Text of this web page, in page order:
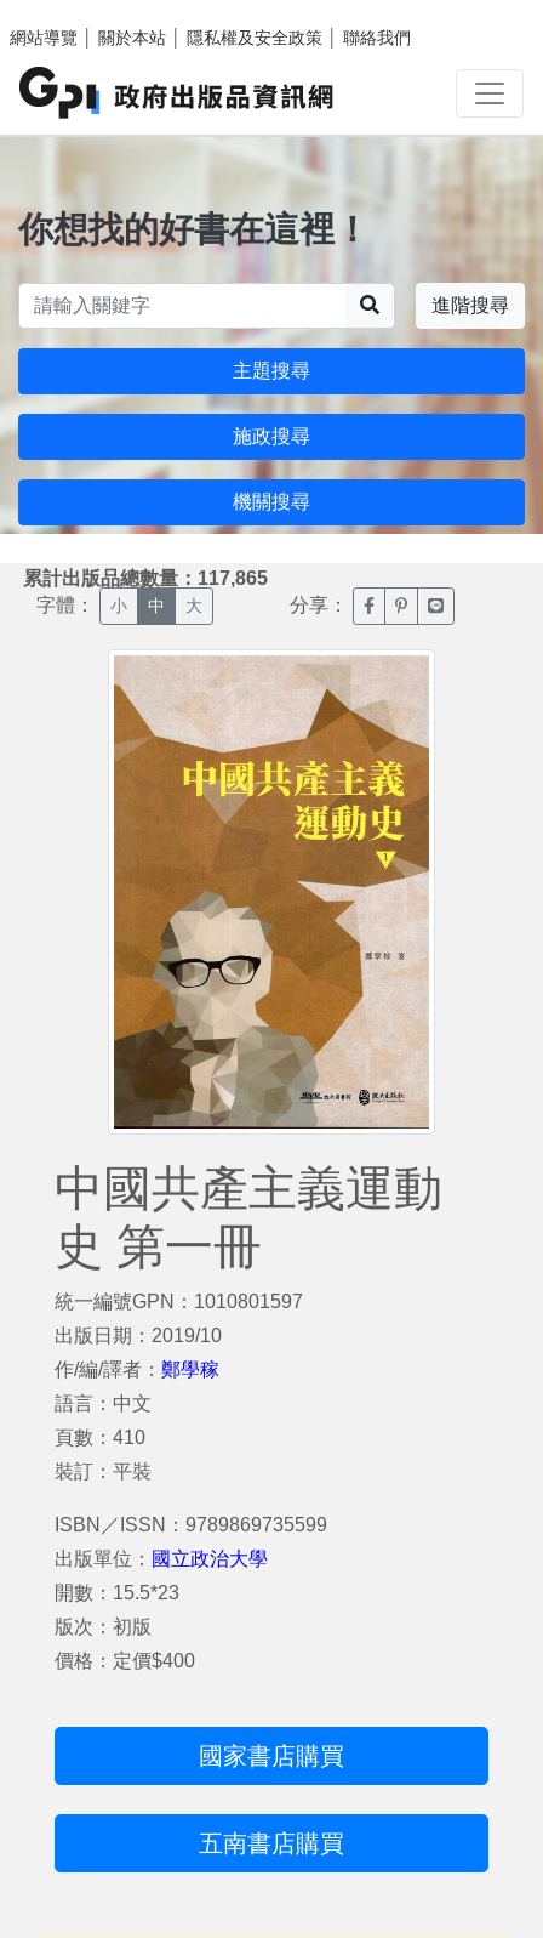
網站導覽
關於本站 隱私權及安全政策 聯絡我們
你想找的好書在這裡！
進階搜尋
主題搜尋
施政搜尋
機關搜尋
累計出版品總數量：117,865
字體： 小 中 大 分享： 臉書分享(另開新視窗)
噗浪分享(另開新
Line分享(另
中國共產主義運動
史 第一冊
統一編號GPN：1010801597
出版日期：2019/10
作/編/譯者： 鄭學稼
語言：中文
頁數：410
裝訂：平裝
ISBN／ISSN：9789869735599
出版單位： 國立政治大學
開數：15.5*23
版次：初版
價格：定價$400
國家書店購買
五南書店購買